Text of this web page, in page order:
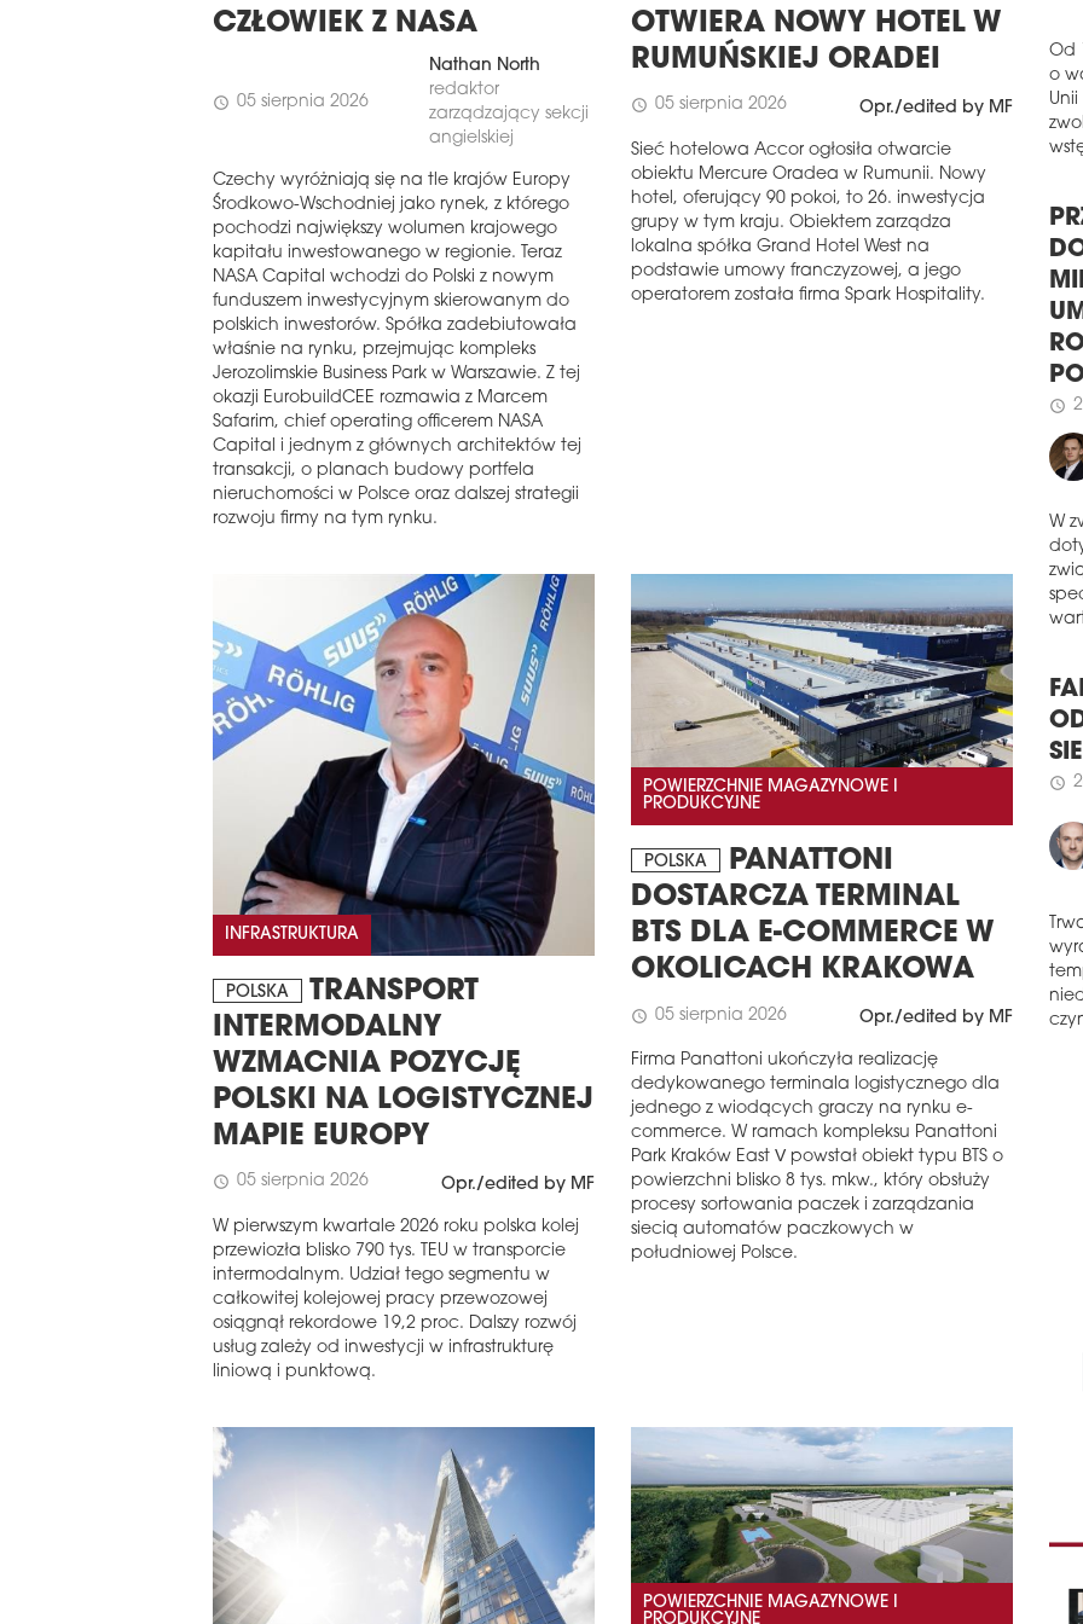
CZŁOWIEK Z NASA
schedule 05 sierpnia 2026
Nathan North
redaktor
zarządzający sekcji
angielskiej
Czechy wyróżniają się na tle krajów Europy
Środkowo-Wschodniej jako rynek, z którego
pochodzi największy wolumen krajowego
kapitału inwestowanego w regionie. Teraz
NASA Capital wchodzi do Polski z nowym
funduszem inwestycyjnym skierowanym do
polskich inwestorów. Spółka zadebiutowała
właśnie na rynku, przejmując kompleks
Jerozolimskie Business Park w Warszawie. Z tej
okazji EurobuildCEE rozmawia z Marcem
Safarim, chief operating officerem NASA
Capital i jednym z głównych architektów tej
transakcji, o planach budowy portfela
nieruchomości w Polsce oraz dalszej strategii
rozwoju firmy na tym rynku.
OTWIERA NOWY HOTEL W
RUMUŃSKIEJ ORADEI
schedule 05 sierpnia 2026 Opr./edited by MF
Sieć hotelowa Accor ogłosiła otwarcie
obiektu Mercure Oradea w Rumunii. Nowy
hotel, oferujący 90 pokoi, to 26. inwestycja
grupy w tym kraju. Obiektem zarządza
lokalna spółka Grand Hotel West na
podstawie umowy franczyzowej, a jego
operatorem została firma Spark Hospitality.
INFRASTRUKTURA
POLSKA
TRANSPORT
INTERMODALNY
WZMACNIA POZYCJĘ
POLSKI NA LOGISTYCZNEJ
MAPIE EUROPY
schedule 05 sierpnia 2026 Opr./edited by MF
W pierwszym kwartale 2026 roku polska kolej
przewiozła blisko 790 tys. TEU w transporcie
intermodalnym. Udział tego segmentu w
całkowitej kolejowej pracy przewozowej
osiągnął rekordowe 19,2 proc. Dalszy rozwój
usług zależy od inwestycji w infrastrukturę
liniową i punktową.
POWIERZCHNIE MAGAZYNOWE I
PRODUKCYJNE
POLSKA
PANATTONI
DOSTARCZA TERMINAL
BTS DLA E-COMMERCE W
OKOLICACH KRAKOWA
schedule 05 sierpnia 2026 Opr./edited by MF
Firma Panattoni ukończyła realizację
dedykowanego terminala logistycznego dla
jednego z wiodących graczy na rynku e-
commerce. W ramach kompleksu Panattoni
Park Kraków East V powstał obiekt typu BTS o
powierzchni blisko 8 tys. mkw., który obsłuży
procesy sortowania paczek i zarządzania
siecią automatów paczkowych w
południowej Polsce.
POWIERZCHNIE MAGAZYNOWE I
PRODUKCYJNE
schedule
schedule
Od
o
schedule
W